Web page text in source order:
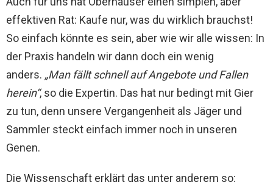
effektiven Rat: Kaufe nur, was du wirklich brauchst!
So einfach könnte es sein, aber wie wir alle wissen: In
der Praxis handeln wir dann doch ein wenig
anders. „Man fällt schnell auf Angebote und Fallen
herein“, so die Expertin. Das hat nur bedingt mit Gier
zu tun, denn unsere Vergangenheit als Jäger und
Sammler steckt einfach immer noch in unseren
Genen.
Die Wissenschaft erklärt das unter anderem so: